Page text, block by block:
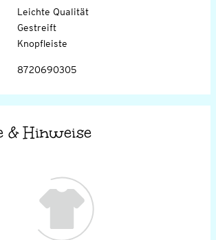
Leichte Qualität
Gestreift
Knopfleiste
8720690305
& Hinweise